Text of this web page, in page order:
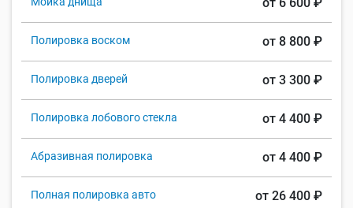
Полировка воском от 8 800 ₽
Полировка дверей от 3 300 ₽
Полировка лобового стекла от 4 400 ₽
Абразивная полировка от 4 400 ₽
Полная полировка авто от 26 400 ₽